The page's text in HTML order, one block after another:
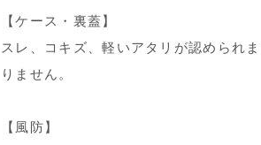
【ケース・裏蓋】
スレ、コキズ、軽いアタリが認められ
りません。
【風防】